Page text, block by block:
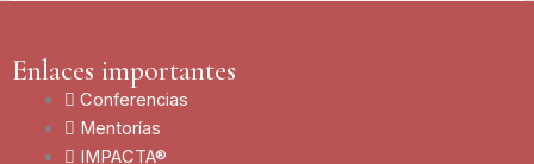
Enlaces importantes
Conferencias
Mentorías
IMPACTA®